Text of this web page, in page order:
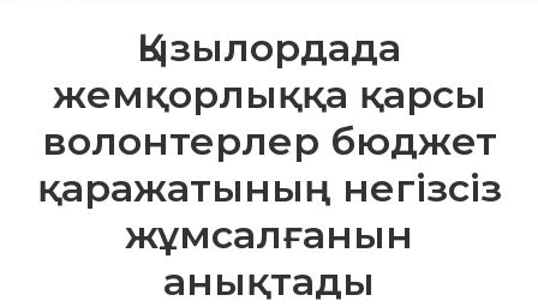
Қызылордада
жемқорлыққа қарсы
волонтерлер бюджет
қаражатының негізсіз
жұмсалғанын
анықтады